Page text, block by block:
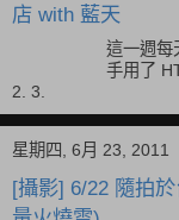
店 with 藍天
這一週每
手用了
星期四, 6月 23, 2011